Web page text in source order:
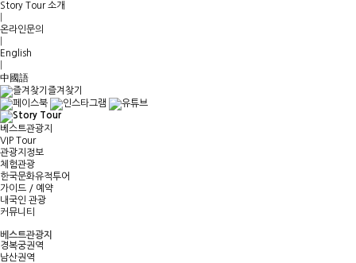
Story Tour 소개
온라인문의
English
中國語
즐겨찾기
베스트관광지
VIP Tour
관광지정보
체험관광
한국문화유적투어
가이드 / 예약
내국인 관광
커뮤니티
베스트관광지
경복궁권역
남산권역